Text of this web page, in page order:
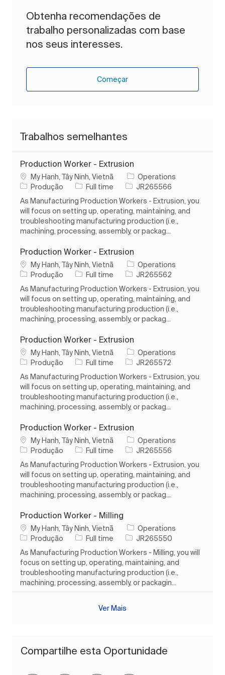
Obtenha recomendações de
trabalho personalizadas com base
nos seus interesses.
Começar
Trabalhos semelhantes
Production Worker - Extrusion
Localização
My Hanh, Tây Ninh, Vietnã
Operations
Categoria
Produção Tipo de Trabalho
Full time ID do trabalho
JR265566
As Manufacturing Production Workers - Extrusion, you
will focus on setting up, operating, maintaining, and
troubleshooting manufacturing production (i.e.,
machining, processing, assembly, or packag...
Production Worker - Extrusion
Localização
My Hanh, Tây Ninh, Vietnã
Operations
Categoria
Produção Tipo de Trabalho
Full time ID do trabalho
JR265562
As Manufacturing Production Workers - Extrusion, you
will focus on setting up, operating, maintaining, and
troubleshooting manufacturing production (i.e.,
machining, processing, assembly, or packag...
Production Worker - Extrusion
Localização
My Hanh, Tây Ninh, Vietnã
Operations
Categoria
Produção Tipo de Trabalho
Full time ID do trabalho
JR265572
As Manufacturing Production Workers - Extrusion, you
will focus on setting up, operating, maintaining, and
troubleshooting manufacturing production (i.e.,
machining, processing, assembly, or packag...
Production Worker - Extrusion
Localização
My Hanh, Tây Ninh, Vietnã
Operations
Categoria
Produção Tipo de Trabalho
Full time ID do trabalho
JR265556
As Manufacturing Production Workers - Extrusion, you
will focus on setting up, operating, maintaining, and
troubleshooting manufacturing production (i.e.,
machining, processing, assembly, or packag...
Production Worker - Milling
Localização
My Hanh, Tây Ninh, Vietnã
Operations
Categoria
Produção Tipo de Trabalho
Full time ID do trabalho
JR265550
As Manufacturing Production Workers - Milling, you will
focus on setting up, operating, maintaining, and
troubleshooting manufacturing production (i.e.,
machining, processing, assembly, or packagin...
Ver Mais
Compartilhe esta Oportunidade